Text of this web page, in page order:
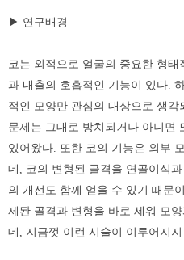
▶ 연구배경
코는 외적으로 얼굴의 중요한 형
과 내출의 호흡적인 기능이 있다.
적인 모양만 관심의 대상으로 생
문제는 그대로 방치되거나 아니면
있어왔다. 또한 코의 기능은 외부
데, 코의 변형된 골격을 연골이식
의 개선도 함께 얻을 수 있기 때문
제돤 골격과 변형을 바로 세워 모
데, 지금껏 이런 시술이 이루어지